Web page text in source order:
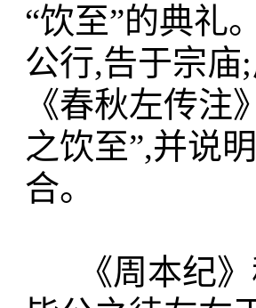
“饮至”的典礼
公行,告于宗庙
《春秋左传注》
之饮至”,并说
合。
《周本纪》